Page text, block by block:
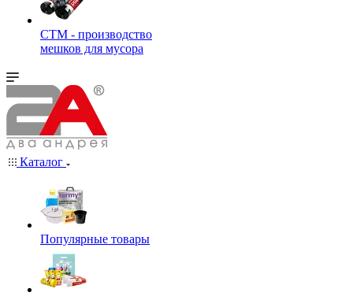
СТМ - производство
мешков для мусора
Каталог
Популярные товары